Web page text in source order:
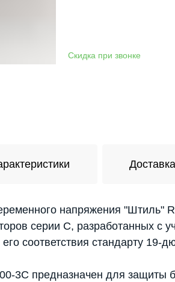
Доставка
напряжения "Штиль"
серии C, разработанных с
соответствия стандарту 19-
3C предназначен для защиты